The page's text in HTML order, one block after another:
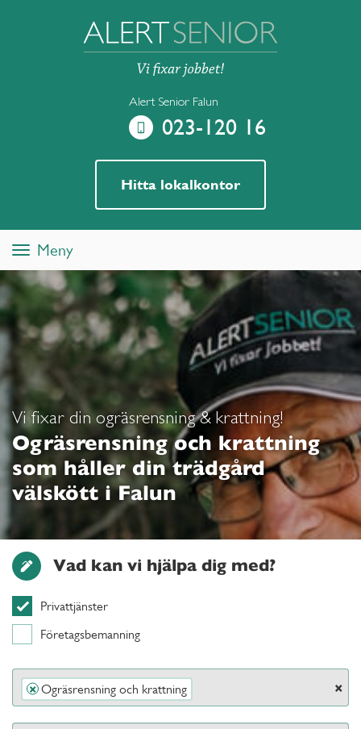
Alert Senior Falun
023-120 16
Hitta lokalkontor
Toggle
navigation
Meny
Vi fixar din ogräsrensning & krattning!
Ogräsrensning och krattning
som håller din trädgård
välskött i Falun
Vad kan vi hjälpa dig med?
Privattjänster
Företagsbemanning
×
× Ogräsrensning och krattning